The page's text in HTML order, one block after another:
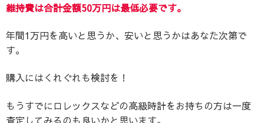
維持費は合計金額50万円は最低必要です。
年間1万円を高いと思うか、安いと思うかはあなた次第で
す。
購入にはくれぐれも検討を！
もうすでにロレックスなどの高級時計をお持ちの方は一度
査定してみるのも良いかと思います。